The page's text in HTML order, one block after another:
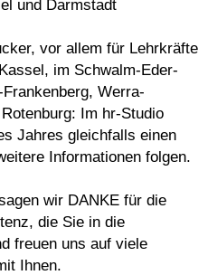
und Darmstadt
vor allem für Lehrkräfte
im Schwalm-Eder-
Werra-
Im hr-Studio
Jahres gleichfalls einen
Informationen folgen.
wir DANKE für die
die Sie in die
freuen uns auf viele
Ihnen.